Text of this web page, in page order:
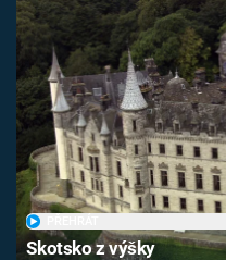
Skotsko z výšky